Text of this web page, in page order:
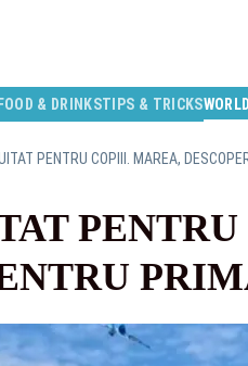
FOOD & DRINKSTIPS & TRICKS
PENTRU COPIII. MAREA,